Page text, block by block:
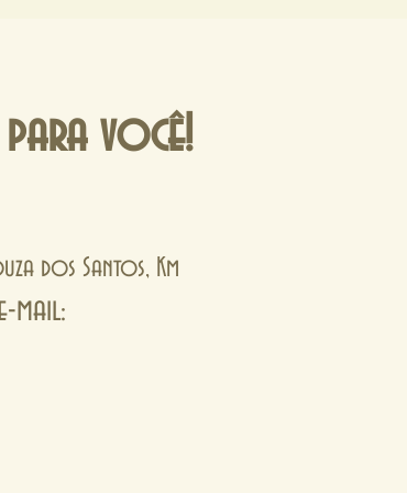
você!
dos Santos, Km
mail: